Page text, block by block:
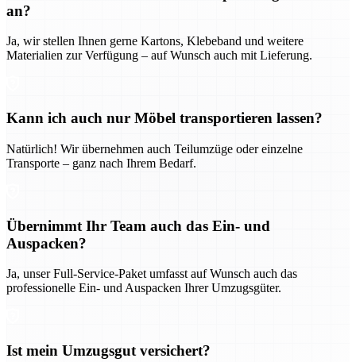
an?
Ja, wir stellen Ihnen gerne Kartons, Klebeband und weitere
Materialien zur Verfügung – auf Wunsch auch mit Lieferung.
Kann ich auch nur Möbel transportieren lassen?
Natürlich! Wir übernehmen auch Teilumzüge oder einzelne
Transporte – ganz nach Ihrem Bedarf.
Übernimmt Ihr Team auch das Ein- und
Auspacken?
Ja, unser Full-Service-Paket umfasst auf Wunsch auch das
professionelle Ein- und Auspacken Ihrer Umzugsgüter.
Ist mein Umzugsgut versichert?